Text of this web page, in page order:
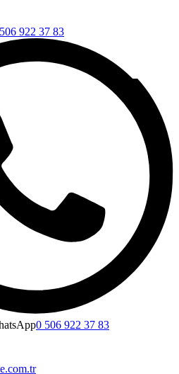
922 37 83
0 506 922 37 83